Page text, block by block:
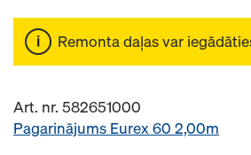
Remonta daļas var
Art. nr. 582651000
Pagarinājums Eurex 60 2,00m